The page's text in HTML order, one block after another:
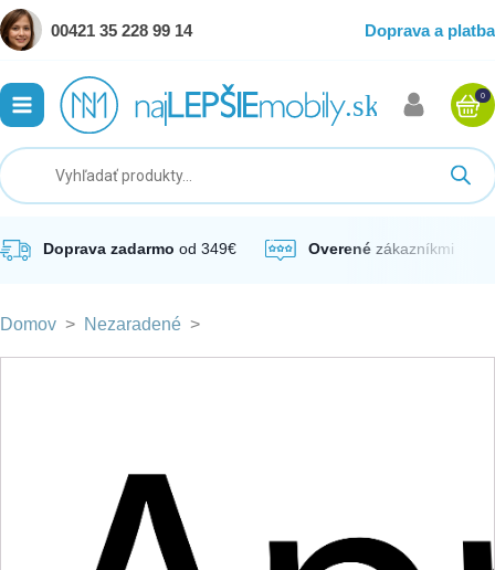
00421 35 228 99 14 Doprava a platba
0
Doprava zadarmo od 349€ Overené zákazníkmi
Domov > Nezaradené >